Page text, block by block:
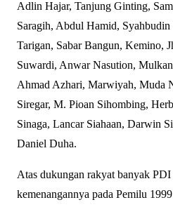
Adlin Hajar, Tanjung Ginting,
Saragih, Abdul Hamid,
Tarigan, Sabar Bangun, Kemino,
Suwardi, Anwar Nasution,
Ahmad Azhari, Marwiyah, Muda
Siregar, M. Pioan Sihombing,
Sinaga, Lancar Siahaan, Darwin
Daniel Duha.
Atas dukungan rakyat banyak
kemenangannya pada Pemilu